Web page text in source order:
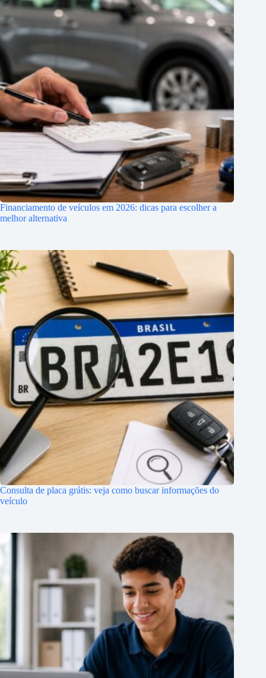
Financiamento de veículos em 2026: dicas para escolher a
melhor alternativa
Consulta de placa grátis: veja como buscar informações do
veículo